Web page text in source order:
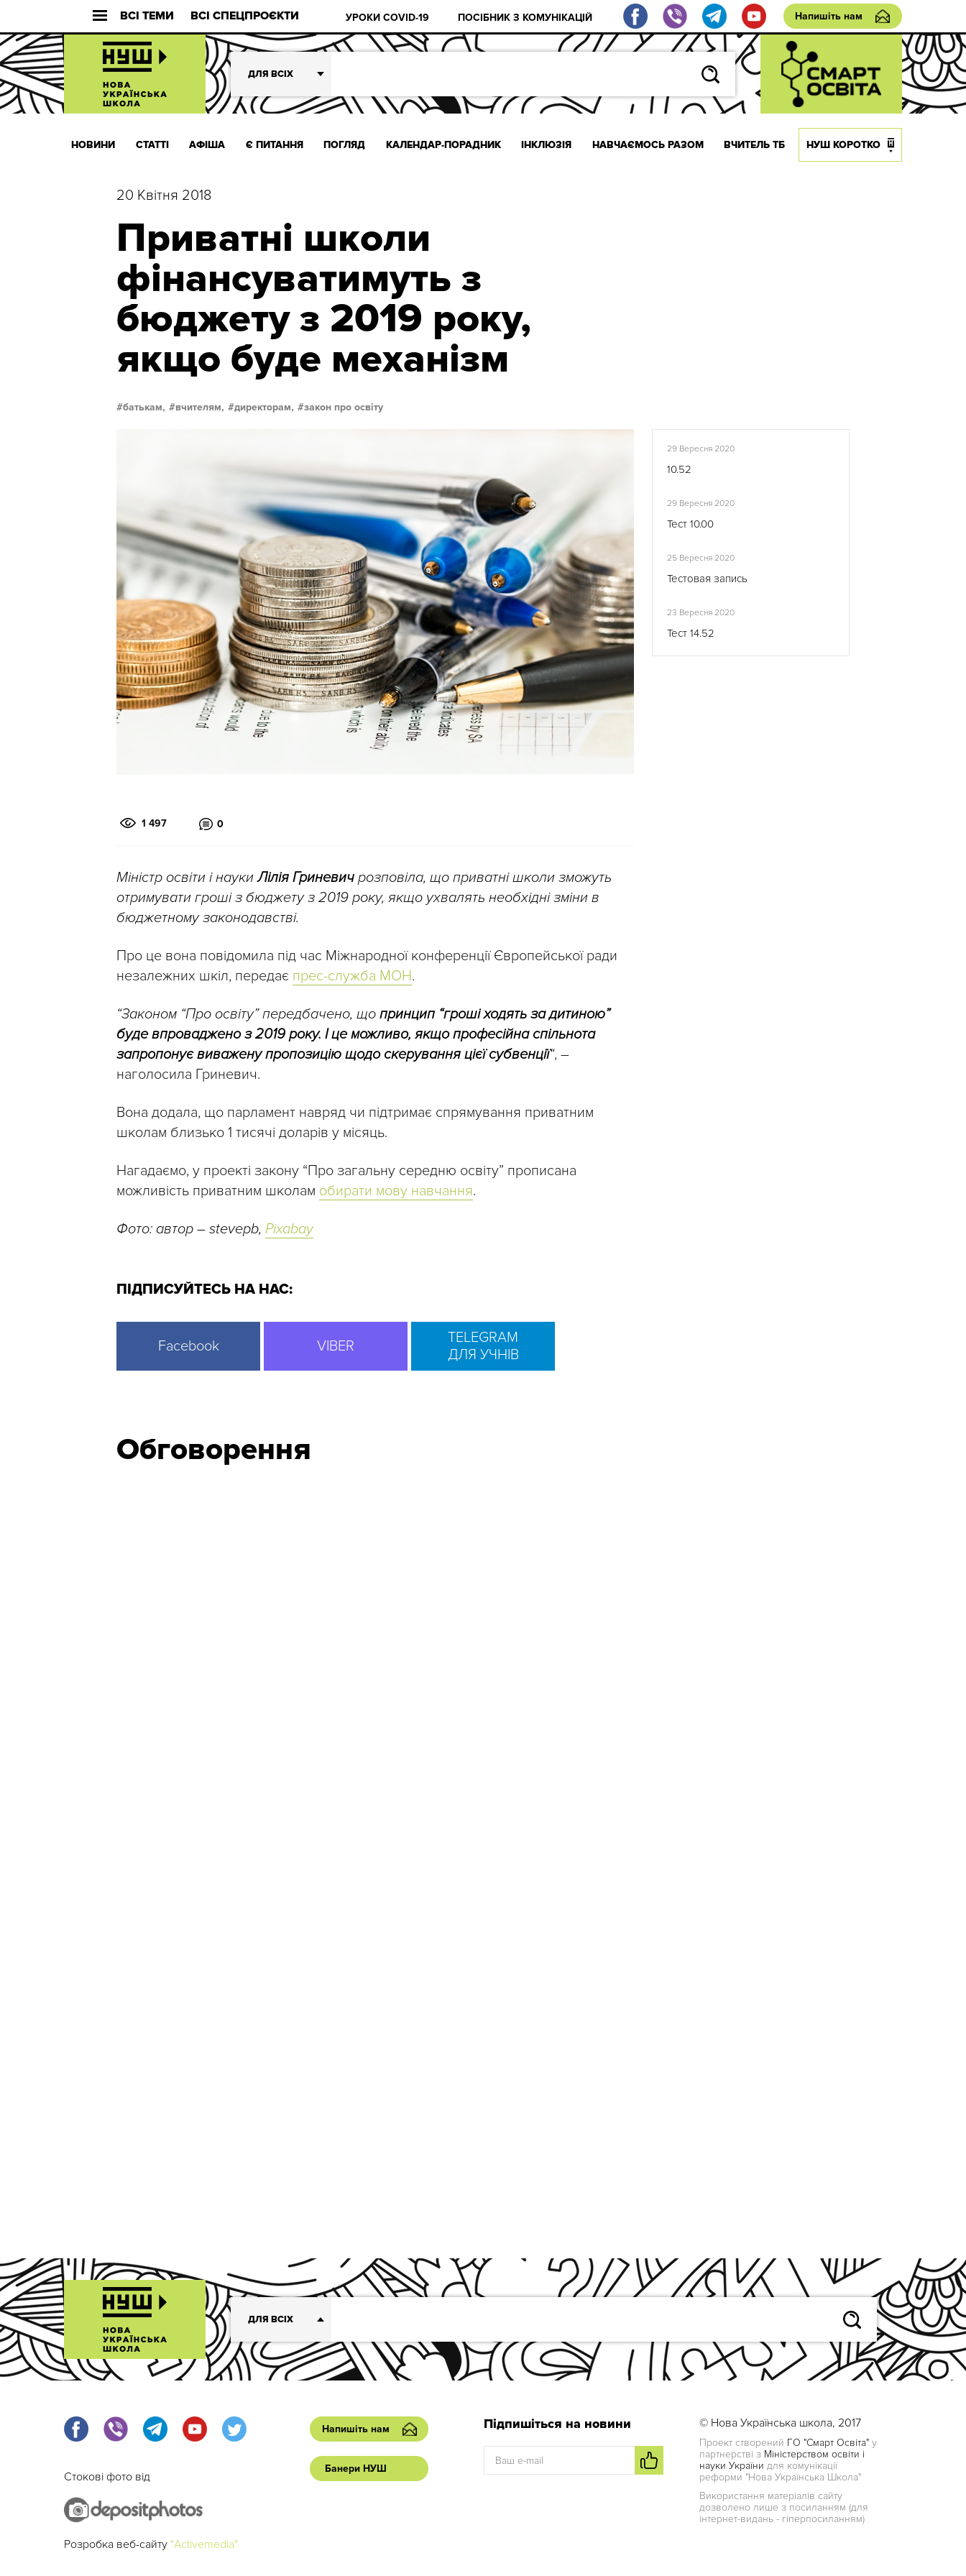
ВСІ ТЕМИ ВСІ СПЕЦПРОЄКТИ УРОКИ COVID-19 ПОСІБНИК З КОМУНІКАЦІЙ Напишіть нам
ДЛЯ ВСІХ
НОВИНИ СТАТТІ АФІША Є ПИТАННЯ ПОГЛЯД КАЛЕНДАР-ПОРАДНИК ІНКЛЮЗІЯ НАВЧАЄМОСЬ РАЗОМ ВЧИТЕЛЬ ТБ НУШ КОРОТКО
20 Квітня 2018
Приватні школи
фінансуватимуть з
бюджету з 2019 року,
якщо буде механізм
батькам, вчителям, директорам, закон про освіту
1 497 0
Міністр освіти і наукиЛілія Гриневич розповіла, що приватні школи зможуть
отримувати гроші з бюджету з 2019 року, якщо ухвалять необхідні зміни в
бюджетному законодавстві.
Про це вона повідомила під час Міжнародної конференції Європейської ради
незалежних шкіл, передає прес-служба МОН.
“Законом “Про освіту” передбачено, що принцип “гроші ходять за дитиною”
буде впроваджено з 2019 року. І це можливо, якщо професійна спільнота
запропонує виважену пропозицію щодо скерування цієї субвенції“, –
наголосила Гриневич.
Вона додала, що парламент навряд чи підтримає спрямування приватним
школам близько 1 тисячі доларів у місяць.
Нагадаємо, у проекті закону “Про загальну середню освіту” прописана
можливість приватним школам обирати мову навчання.
Фото: автор – stevepb, Pixabay
ПІДПИСУЙТЕСЬ НА НАС:
Facebook VIBER
TELEGRAM
ДЛЯ УЧНІВ
29 Вересня 2020
10.52
29 Вересня 2020
Тест 10.00
25 Вересня 2020
Тестовая запись
23 Вересня 2020
Тест 14.52
Обговорення
ДЛЯ ВСІХ
Стокові фото від
Розробка веб-сайту "Activemedia"
Напишіть нам
Банери НУШ
Підпишіться на новини © Нова Українська школа, 2017
Проект створений ГО "Смарт Освіта" у
партнерстві з Міністерством освіти і
науки України для комунікації
реформи "Нова Українська Школа"
Використання матеріалів сайту
дозволено лише з посиланням (для
інтернет-видань - гіперпосиланням)